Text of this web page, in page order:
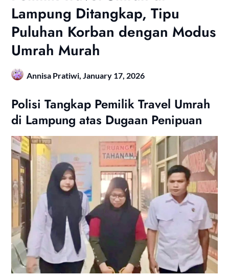
Lampung Ditangkap, Tipu
Puluhan Korban dengan Modus
Umrah Murah
Annisa Pratiwi, January 17, 2026
Polisi Tangkap Pemilik Travel Umrah
di Lampung atas Dugaan Penipuan